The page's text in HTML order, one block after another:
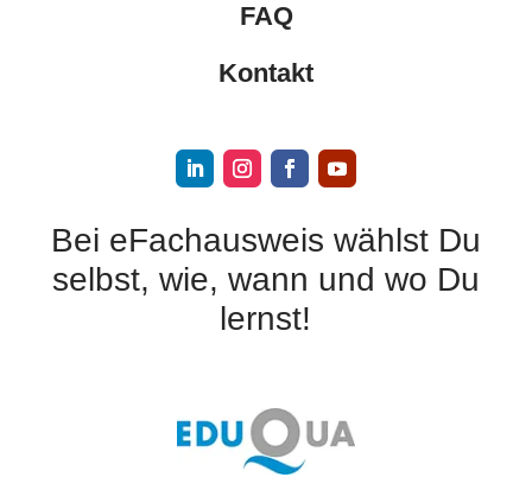
FAQ
Kontakt
Bei eFachausweis wählst Du
selbst, wie, wann und wo Du
lernst!